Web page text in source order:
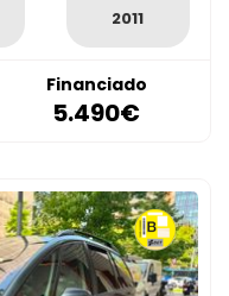
2011
Financiado
5.490€